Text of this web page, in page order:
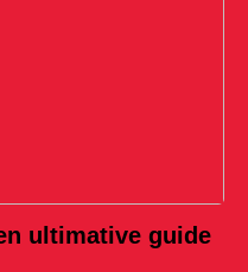
ultimative guide